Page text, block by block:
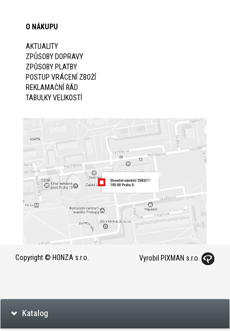
O NÁKUPU
AKTUALITY
ZPŮSOBY DOPRAVY
ZPŮSOBY PLATBY
POSTUP VRÁCENÍ ZBOŽÍ
REKLAMAČNÍ ŘÁD
TABULKY VELIKOSTÍ
Copyright © HONZA s.r.o. Vyrobil PIXMAN s.r.o.
Katalog